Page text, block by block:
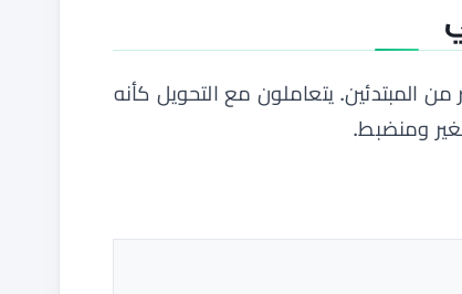
المبتدئين. يتعاملون مع التحويل كأنه
ومنضبط.